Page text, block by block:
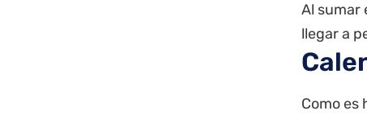
Al sumar
llegar a
Como es